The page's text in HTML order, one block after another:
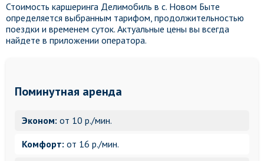
Стоимость каршеринга Делимобиль в с. Новом Быте
определяется выбранным тарифом, продолжительностью
поездки и временем суток. Актуальные цены вы всегда
найдете в приложении оператора.
Поминутная аренда
Эконом: от 10 р./мин.
Комфорт: от 16 р./мин.